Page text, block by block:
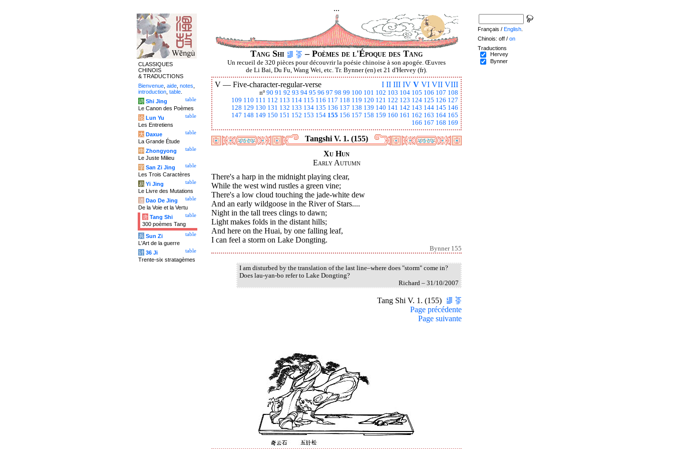
...
Tang Shi – Poèmes de l'Époque des Tang
Un recueil de 320 pièces pour découvrir la poésie chinoise à son apogée. Œuvres
de Li Bai, Du Fu, Wang Wei, etc. Tr. Bynner (en) et 21 d'Hervey (fr).
I II III IV V VI VII VIII
V — Five-character-regular-verse
nº 90 91 92 93 94 95 96 97 98 99 100 101 102 103 104 105 106 107 108
109 110 111 112 113 114 115 116 117 118 119 120 121 122 123 124 125 126 127
128 129 130 131 132 133 134 135 136 137 138 139 140 141 142 143 144 145 146
147 148 149 150 151 152 153 154 155 156 157 158 159 160 161 162 163 164 165
166 167 168 169
Tangshi V. 1. (155)
Xu Hun
Early Autumn
There's a harp in the midnight playing clear,
While the west wind rustles a green vine;
There's a low cloud touching the jade-white dew
And an early wildgoose in the River of Stars....
Night in the tall trees clings to dawn;
Light makes folds in the distant hills;
And here on the Huai, by one falling leaf,
I can feel a storm on Lake Dongting.
Bynner 155
I am disturbed by the translation of the last line–where does "storm" come in?
Does lau-yan-bo refer to Lake Dongting?
Richard – 31/10/2007
Tang Shi V. 1. (155)
Page précédente
Page suivante
CLASSIQUES
CHINOIS
& TRADUCTIONS
Bienvenue aide notes
introduction table
table
诗 Shi Jing
Le Canon des Poèmes
table
论 Lun Yu
Les Entretiens
table
大 Daxue
La Grande Étude
table
中 Zhongyong
Le Juste Milieu
table
字 San Zi Jing
Les Trois Caractères
table
易 Yi Jing
Le Livre des Mutations
table
道 Dao De Jing
De la Voie et la Vertu
table
唐 Tang Shi
300 poèmes Tang
table
兵 Sun Zi
L'Art de la guerre
table
计 36 Ji
Trente-six stratagèmes
Français / English
Chinois: off / on
Traductions
Hervey
Bynner